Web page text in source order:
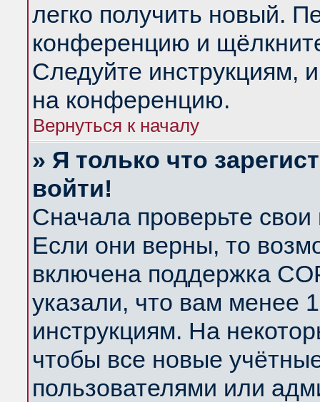
легко получить новый.
конференцию и
Следуйте инструкциям,
на конференцию.
Вернуться к началу
» Я только что
войти!
Сначала проверьте
Если они верны, то
включена поддержка
указали, что вам менее
инструкциям. На
чтобы все новые
пользователями или